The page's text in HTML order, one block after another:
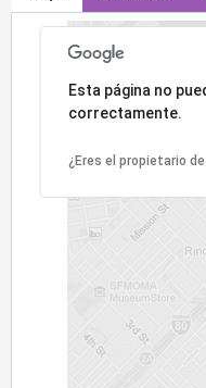
Lo sentimos, la
Esta página no
correctamente.
¿Eres el propietario